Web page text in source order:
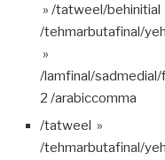
» /tatweel/behinitial
/tehmarbutafinal/
»
/lamfinal/
2 /arabiccomma
/tatweel »
/tehmarbutafinal/